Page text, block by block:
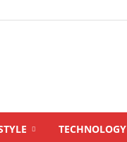
TECHNOLOGY